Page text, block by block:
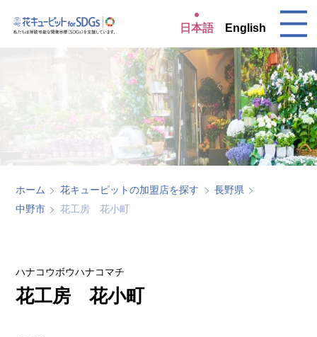
日本語 English
ホーム 花キューピットの加盟店を探す
長野県
中野市
花工房 花小町
ハナコウボウハナコマチ
花工房 花小町